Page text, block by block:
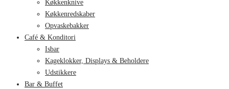
Køkkenknive
Køkkenredskaber
Opvaskebakker
Café & Konditori
Isbar
Kageklokker, Displays & Beholdere
Udstikkere
Bar & Buffet